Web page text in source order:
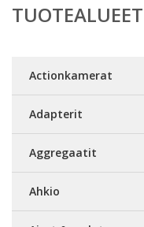
TUOTEALUEET
Actionkamerat
Adapterit
Aggregaatit
Ahkio